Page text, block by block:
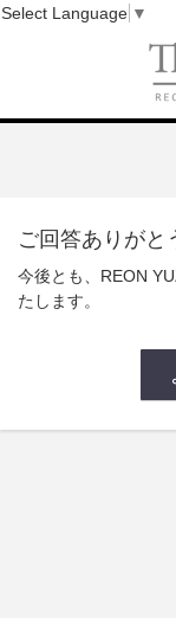
ご回答ありがと
今後とも、REON
たします。
Select Language ▼